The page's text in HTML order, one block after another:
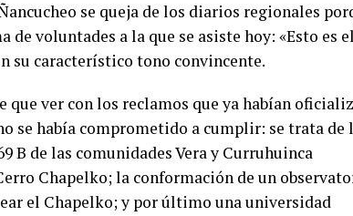
se queja de los diarios regionales
de voluntades a la que se asiste hoy: «Esto es
su característico tono convincente.
que ver con los reclamos que ya habían
se había comprometido a cumplir: se trata de
B de las comunidades Vera y Curruhuinca
Chapelko; la conformación de un
el Chapelko; y por último una universidad